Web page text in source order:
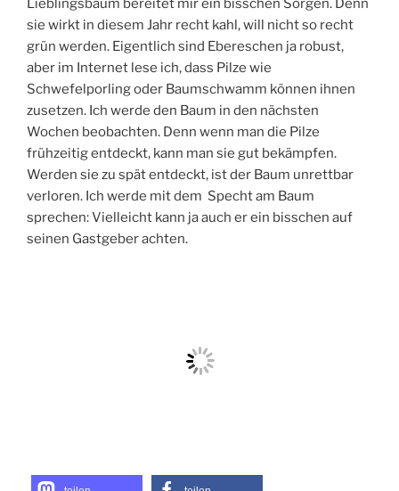
Lieblingsbaum bereitet mir ein bisschen Sorgen. Denn
sie wirkt in diesem Jahr recht kahl, will nicht so recht
grün werden. Eigentlich sind Ebereschen ja robust,
aber im Internet lese ich, dass Pilze wie
Schwefelporling oder Baumschwamm können ihnen
zusetzen. Ich werde den Baum in den nächsten
Wochen beobachten. Denn wenn man die Pilze
frühzeitig entdeckt, kann man sie gut bekämpfen.
Werden sie zu spät entdeckt, ist der Baum unrettbar
verloren. Ich werde mit dem Specht am Baum
sprechen: Vielleicht kann ja auch er ein bisschen auf
seinen Gastgeber achten.